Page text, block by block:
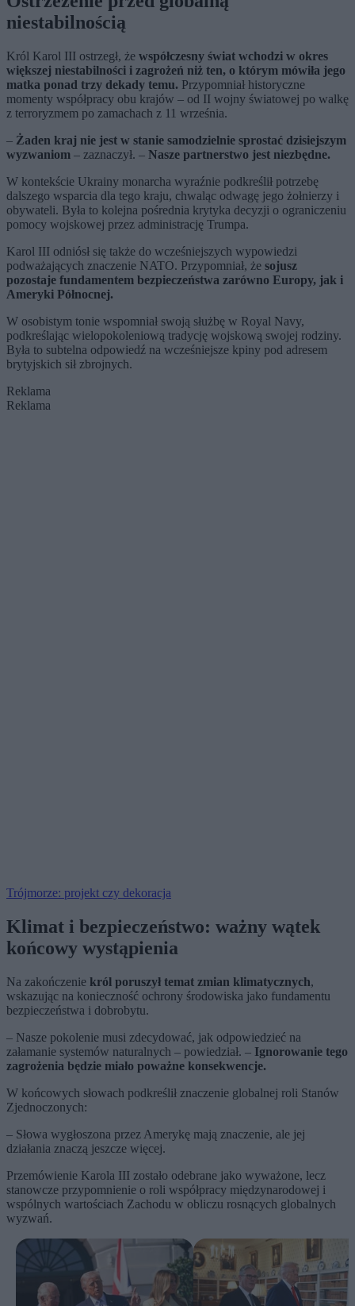
niestabilnością
Król Karol III ostrzegł, że współczesny świat wchodzi w okres
większej niestabilności i zagrożeń niż ten, o którym mówiła jego
matka ponad trzy dekady temu. Przypomniał historyczne
momenty współpracy obu krajów – od II wojny światowej po walkę
z terroryzmem po zamachach z 11 września.
– Żaden kraj nie jest w stanie samodzielnie sprostać dzisiejszym
wyzwaniom – zaznaczył. – Nasze partnerstwo jest niezbędne.
W kontekście Ukrainy monarcha wyraźnie podkreślił potrzebę
dalszego wsparcia dla tego kraju, chwaląc odwagę jego żołnierzy i
obywateli. Była to kolejna pośrednia krytyka decyzji o ograniczeniu
pomocy wojskowej przez administrację Trumpa.
Karol III odniósł się także do wcześniejszych wypowiedzi
podważających znaczenie NATO. Przypomniał, że sojusz
pozostaje fundamentem bezpieczeństwa zarówno Europy, jak i
Ameryki Północnej.
W osobistym tonie wspomniał swoją służbę w Royal Navy,
podkreślając wielopokoleniową tradycję wojskową swojej rodziny.
Była to subtelna odpowiedź na wcześniejsze kpiny pod adresem
brytyjskich sił zbrojnych.
Reklama
Reklama
Trójmorze: projekt czy dekoracja
Klimat i bezpieczeństwo: ważny wątek
końcowy wystąpienia
Na zakończenie król poruszył temat zmian klimatycznych,
wskazując na konieczność ochrony środowiska jako fundamentu
bezpieczeństwa i dobrobytu.
– Nasze pokolenie musi zdecydować, jak odpowiedzieć na
załamanie systemów naturalnych – powiedział. – Ignorowanie tego
zagrożenia będzie miało poważne konsekwencje.
W końcowych słowach podkreślił znaczenie globalnej roli Stanów
Zjednoczonych:
– Słowa wygłoszona przez Amerykę mają znaczenie, ale jej
działania znaczą jeszcze więcej.
Przemówienie Karola III zostało odebrane jako wyważone, lecz
stanowcze przypomnienie o roli współpracy międzynarodowej i
wspólnych wartościach Zachodu w obliczu rosnących globalnych
wyzwań.